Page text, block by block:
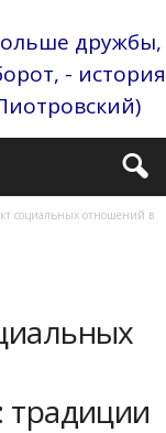
дружбы,
- история
социальных отношений в
традиции